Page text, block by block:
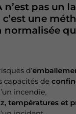
n’est pas un
une
normalisée
d’
capacités de
incendie,
températures et